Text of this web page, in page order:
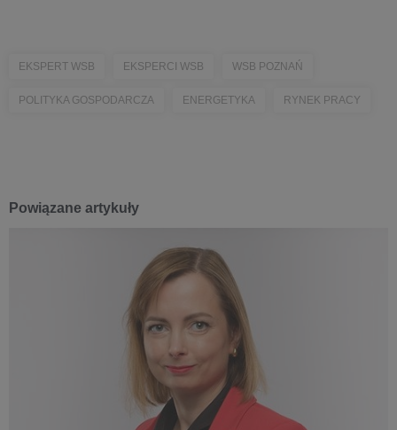
EKSPERT WSB EKSPERCI WSB WSB POZNAŃ
POLITYKA GOSPODARCZA ENERGETYKA RYNEK PRACY
Powiązane artykuły